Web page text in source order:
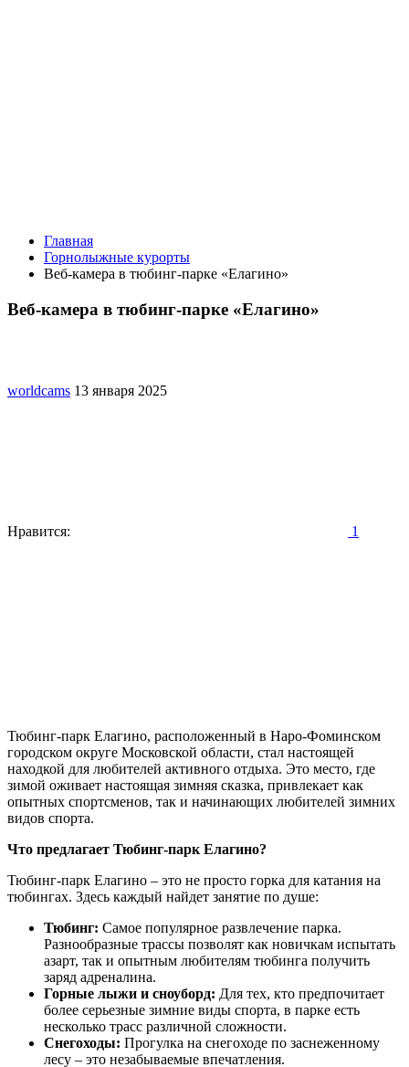
Главная
Горнолыжные курорты
Веб-камера в тюбинг-парке «Елагино»
Веб-камера в тюбинг-парке «Елагино»
worldcams 13 января 2025
Нравится: 1
Тюбинг-парк Елагино, расположенный в Наро-Фоминском
городском округе Московской области, стал настоящей
находкой для любителей активного отдыха. Это место, где
зимой оживает настоящая зимняя сказка, привлекает как
опытных спортсменов, так и начинающих любителей зимних
видов спорта.
Что предлагает Тюбинг-парк Елагино?
Тюбинг-парк Елагино – это не просто горка для катания на
тюбингах. Здесь каждый найдет занятие по душе:
Тюбинг: Самое популярное развлечение парка.
Разнообразные трассы позволят как новичкам испытать
азарт, так и опытным любителям тюбинга получить
заряд адреналина.
Горные лыжи и сноуборд: Для тех, кто предпочитает
более серьезные зимние виды спорта, в парке есть
несколько трасс различной сложности.
Снегоходы: Прогулка на снегоходе по заснеженному
лесу – это незабываемые впечатления.